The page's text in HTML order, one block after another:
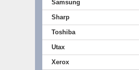
Samsung
Sharp
Toshiba
Utax
Xerox